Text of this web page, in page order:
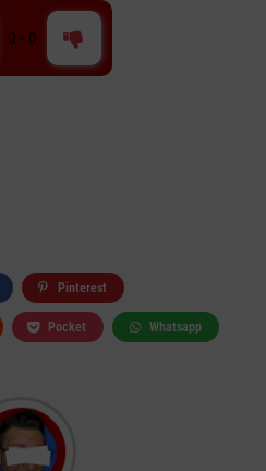
0 - 0
Pinterest
Pocket Whatsapp